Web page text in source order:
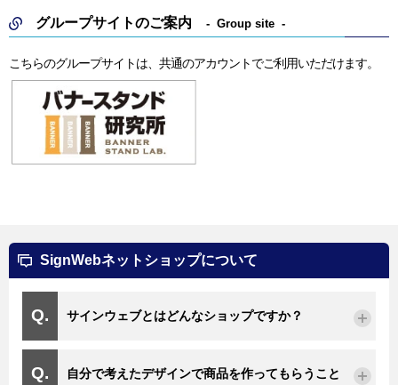
グループサイトのご案内 Group site
こちらのグループサイトは、共通のアカウントでご利用いただけます。
SignWebネットショップについて
サインウェブとはどんなショップですか？
自分で考えたデザインで商品を作ってもらうこと